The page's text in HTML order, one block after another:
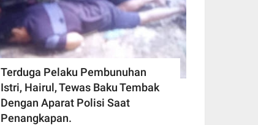
Terduga Pelaku Pembunuhan
Istri, Hairul, Tewas Baku Tembak
Dengan Aparat Polisi Saat
Penangkapan.